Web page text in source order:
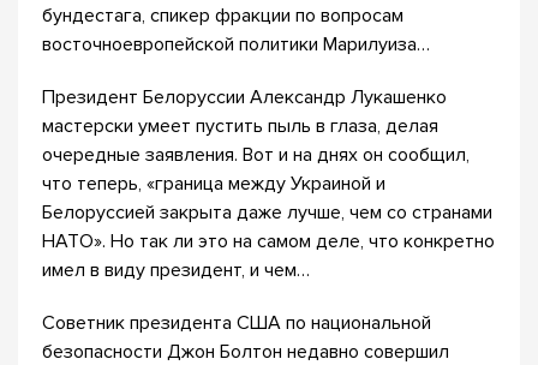
бундестага, спикер фракции по вопросам
восточноевропейской политики Марилуиза…
Президент Белоруссии Александр Лукашенко
мастерски умеет пустить пыль в глаза, делая
очередные заявления. Вот и на днях он сообщил,
что теперь, «граница между Украиной и
Белоруссией закрыта даже лучше, чем со странами
НАТО». Но так ли это на самом деле, что конкретно
имел в виду президент, и чем…
Советник президента США по национальной
безопасности Джон Болтон недавно совершил